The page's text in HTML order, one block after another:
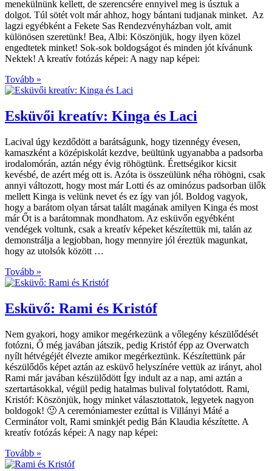
menekülnünk kellett, de szerencsére ennyivel meg is úsztuk a
dolgot. Túl sötét volt már ahhoz, hogy bántani tudjanak minket. Az
lagzi egyébként a Fekete Sas Rendezvényházban volt, amit
különösen szeretünk! Bea, Albi: Köszönjük, hogy ilyen közel
engedtetek minket! Sok-sok boldogságot és minden jót kívánunk
Nektek! A kreatív fotózás képei: A nagy nap képei:
Tovább »
Esküvői kreatív: Kinga és Laci
Lacival úgy kezdődött a barátságunk, hogy tizennégy évesen,
kamaszként a középiskolát kezdve, beültünk ugyanabba a padsorba
irodalomórán, aztán négy évig röhögtünk. Érettségikor kicsit
kevésbé, de azért még ott is. Azóta is összeülünk néha röhögni, csak
annyi változott, hogy most már Lotti és az ominózus padsorban ülők
mellett Kinga is velünk nevet és ez így van jól. Boldog vagyok,
hogy a barátom olyan társat talált magának amilyen Kinga és most
már Őt is a barátomnak mondhatom. Az esküvőn egyébként
vendégek voltunk, csak a kreatív képeket készítettük mi, talán az
demonstrálja a legjobban, hogy mennyire jól éreztük magunkat,
hogy az utolsók között …
Tovább »
Esküvő: Rami és Kristóf
Nem gyakori, hogy amikor megérkezünk a vőlegény készülődését
fotózni, Ő még javában játszik, pedig Kristóf épp az Overwatch
nyílt hétvégéjét élvezte amikor megérkeztünk. Készítettünk pár
készülődős képet aztán az esküvő helyszínére vettük az irányt, ahol
Rami már javában készülődött Így indult az a nap, ami aztán a
szertartásokkal, végül pedig hatalmas bulival folytatódott. Rami,
Kristóf: Köszönjük, hogy minket választottatok, legyetek nagyon
boldogok! 🙂 A ceremóniamester ezúttal is Villányi Máté a
Cerminátor volt, Rami sminkjét pedig Bán Klaudia készítette. A
kreatív fotózás képei: A nagy nap képei:
Tovább »